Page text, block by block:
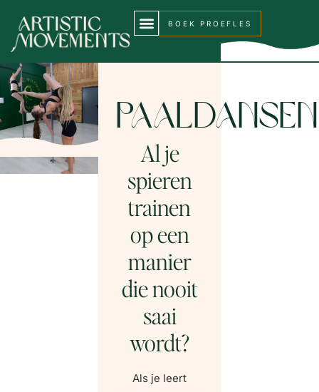
BOEK PROEFLES
Paaldansen
Al je
spieren
trainen
op een
manier
die nooit
saai
wordt?
Als je leert